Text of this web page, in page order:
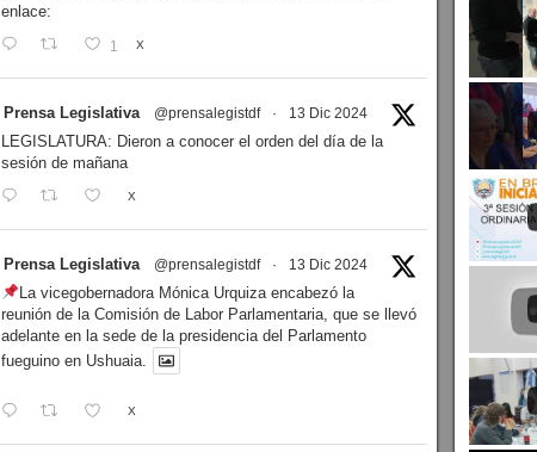
enlace:
1 X
Prensa Legislativa @prensalegistdf · 13 Dic 2024
LEGISLATURA: Dieron a conocer el orden del día de la
sesión de mañana
X
Prensa Legislativa @prensalegistdf · 13 Dic 2024
La vicegobernadora Mónica Urquiza encabezó la
reunión de la Comisión de Labor Parlamentaria, que se llevó
adelante en la sede de la presidencia del Parlamento
fueguino en Ushuaia.
X